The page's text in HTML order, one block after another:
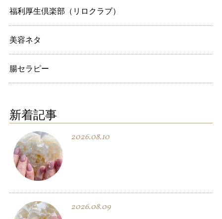
福利厚生倶楽部（リロクラブ）
美容ネタ
腸セラピー
新着記事
2026.08.10
2026.08.09